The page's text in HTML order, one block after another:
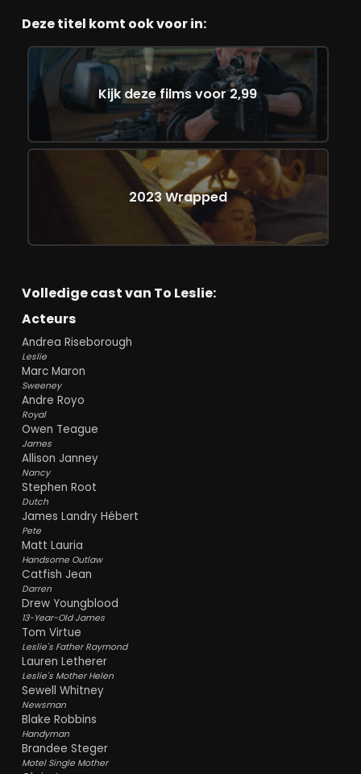
Deze titel komt ook voor in:
Kijk deze films voor 2,99
2023 Wrapped
Volledige cast van To Leslie:
Acteurs
Andrea Riseborough
Leslie
Marc Maron
Sweeney
Andre Royo
Royal
Owen Teague
James
Allison Janney
Nancy
Stephen Root
Dutch
James Landry Hébert
Pete
Matt Lauria
Handsome Outlaw
Catfish Jean
Darren
Drew Youngblood
13-Year-Old James
Tom Virtue
Leslie's Father Raymond
Lauren Letherer
Leslie's Mother Helen
Sewell Whitney
Newsman
Blake Robbins
Handyman
Brandee Steger
Motel Single Mother